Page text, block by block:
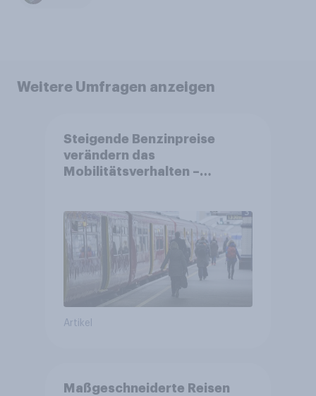
Weitere Umfragen anzeigen
Steigende Benzinpreise
verändern das
Mobilitätsverhalten –
auf öffentliche
Verkehrsmittel um
Artikel
Maßgeschneiderte Reisen